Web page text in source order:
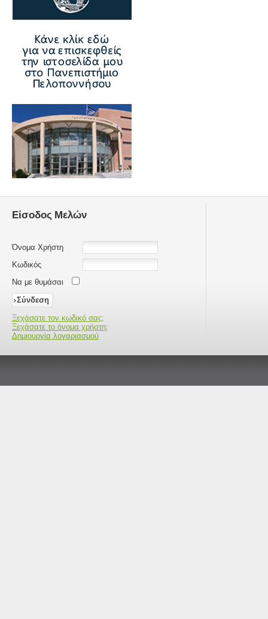
Είσοδος Μελών
Όνομα Χρήστη
Κωδικός
Να με θυμάσαι
Ξεχάσατε τον κωδικό σας;
Ξεχάσατε το όνομα χρήστη;
Δημιουργία λογαριασμού